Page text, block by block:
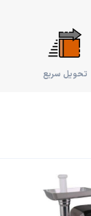
تحویل سریع